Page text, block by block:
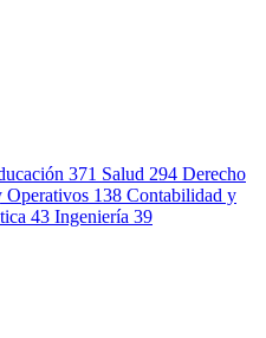
371 Salud 294 Derecho
Operativos 138 Contabilidad y
43 Ingeniería 39